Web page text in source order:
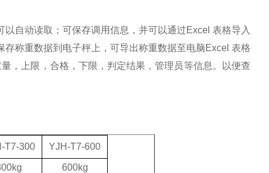
自动读取；可保存调用信息，并可以通过Excel 表格导入
称重数据到电子秤上，可导出称重数据至电脑Excel 表格
，上限，合格，下限，判定结果，管理员等信息。以便查
T7-300 YJH-T7-600
600kg